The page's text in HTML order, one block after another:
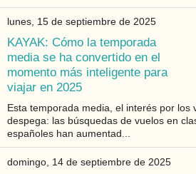
lunes, 15 de septiembre de 2025
KAYAK: Cómo la temporada
media se ha convertido en el
momento más inteligente para
viajar en 2025
Esta temporada media, el interés por los
despega: las búsquedas de vuelos en
españoles han aumentad...
domingo, 14 de septiembre de 2025